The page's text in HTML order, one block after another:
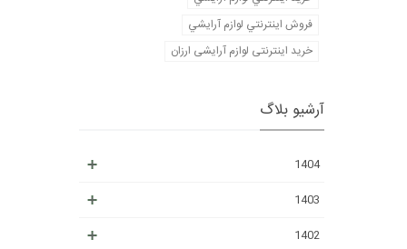
فروش اينترنتي لوازم آرايشي
خرید اینترنتی لوازم آرایشی ارزان
آرشیو بلاگ
1404
1403
1402